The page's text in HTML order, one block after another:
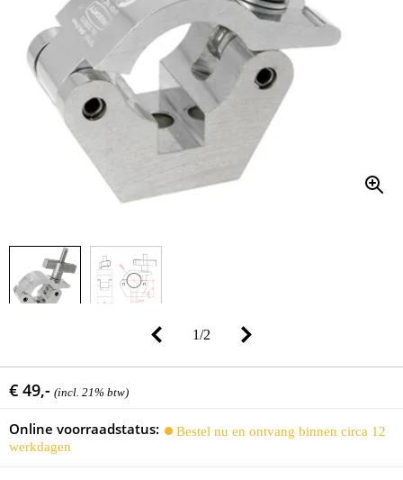
1/2
€ 49,- (incl. 21% btw)
Online voorraadstatus:
Bestel nu en ontvang binnen circa 12
werkdagen